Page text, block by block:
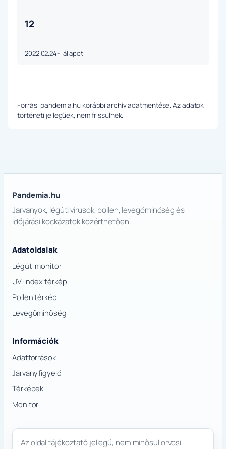
12
2022.02.24-i állapot
Forrás: pandemia.hu korábbi archív adatmentése. Az adatok
történeti jellegűek, nem frissülnek.
Pandemia.hu
Járványok, légúti vírusok, pollen, levegőminőség és
időjárási kockázatok közérthetően.
Adatoldalak
Légúti monitor
UV-index térkép
Pollen térkép
Levegőminőség
Információk
Adatforrások
Járványfigyelő
Térképek
Monitor
Az oldal tájékoztató jellegű, nem minősül orvosi